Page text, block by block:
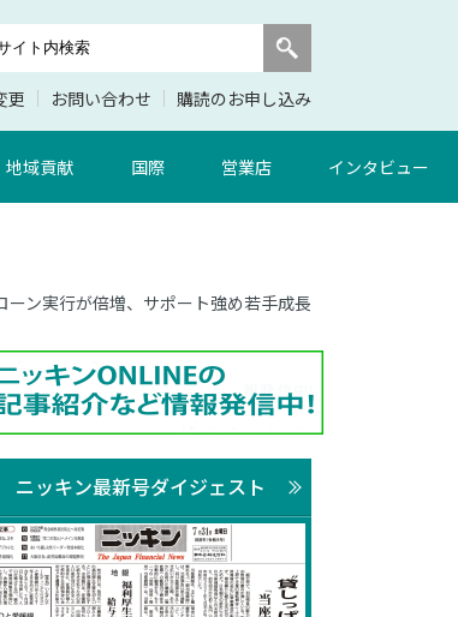
更 お問い合わせ 購読のお申し込み
地域貢献 国際 営業店 インタビュー
ン実行が倍増、サポート強め若手成長
ニッキン最新号ダイジェスト